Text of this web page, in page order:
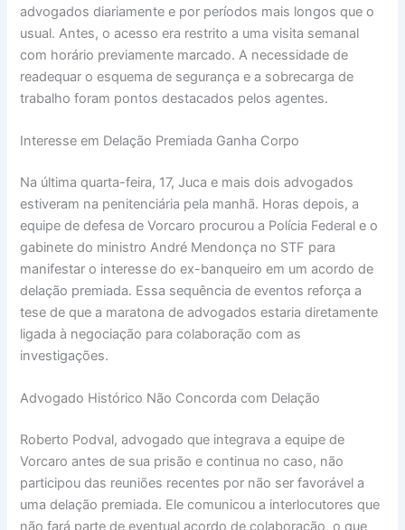
advogados diariamente e por períodos mais longos que o
usual. Antes, o acesso era restrito a uma visita semanal
com horário previamente marcado. A necessidade de
readequar o esquema de segurança e a sobrecarga de
trabalho foram pontos destacados pelos agentes.
Interesse em Delação Premiada Ganha Corpo
Na última quarta-feira, 17, Juca e mais dois advogados
estiveram na penitenciária pela manhã. Horas depois, a
equipe de defesa de Vorcaro procurou a Polícia Federal e o
gabinete do ministro André Mendonça no STF para
manifestar o interesse do ex-banqueiro em um acordo de
delação premiada. Essa sequência de eventos reforça a
tese de que a maratona de advogados estaria diretamente
ligada à negociação para colaboração com as
investigações.
Advogado Histórico Não Concorda com Delação
Roberto Podval, advogado que integrava a equipe de
Vorcaro antes de sua prisão e continua no caso, não
participou das reuniões recentes por não ser favorável a
uma delação premiada. Ele comunicou a interlocutores que
não fará parte de eventual acordo de colaboração, o que